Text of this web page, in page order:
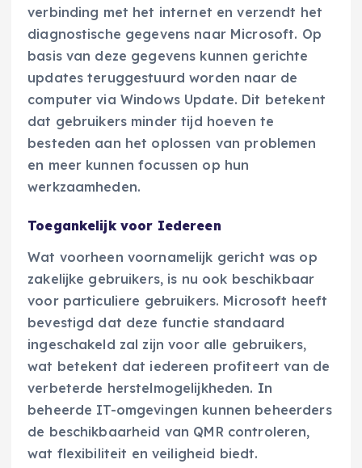
verbinding met het internet en verzendt het
diagnostische gegevens naar Microsoft. Op
basis van deze gegevens kunnen gerichte
updates teruggestuurd worden naar de
computer via Windows Update. Dit betekent
dat gebruikers minder tijd hoeven te
besteden aan het oplossen van problemen
en meer kunnen focussen op hun
werkzaamheden.
Toegankelijk voor Iedereen
Wat voorheen voornamelijk gericht was op
zakelijke gebruikers, is nu ook beschikbaar
voor particuliere gebruikers. Microsoft heeft
bevestigd dat deze functie standaard
ingeschakeld zal zijn voor alle gebruikers,
wat betekent dat iedereen profiteert van de
verbeterde herstelmogelijkheden. In
beheerde IT-omgevingen kunnen beheerders
de beschikbaarheid van QMR controleren,
wat flexibiliteit en veiligheid biedt.